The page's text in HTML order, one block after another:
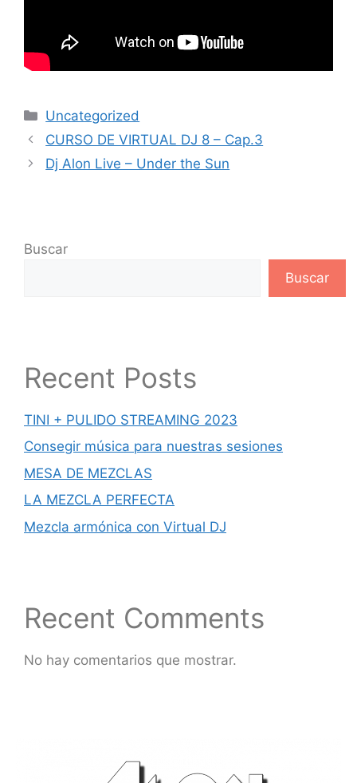
Uncategorized
CURSO DE VIRTUAL DJ 8 – Cap.3
Dj Alon Live – Under the Sun
Buscar
Buscar
Recent Posts
TINI + PULIDO STREAMING 2023
Consegir música para nuestras sesiones
MESA DE MEZCLAS
LA MEZCLA PERFECTA
Mezcla armónica con Virtual DJ
Recent Comments
No hay comentarios que mostrar.